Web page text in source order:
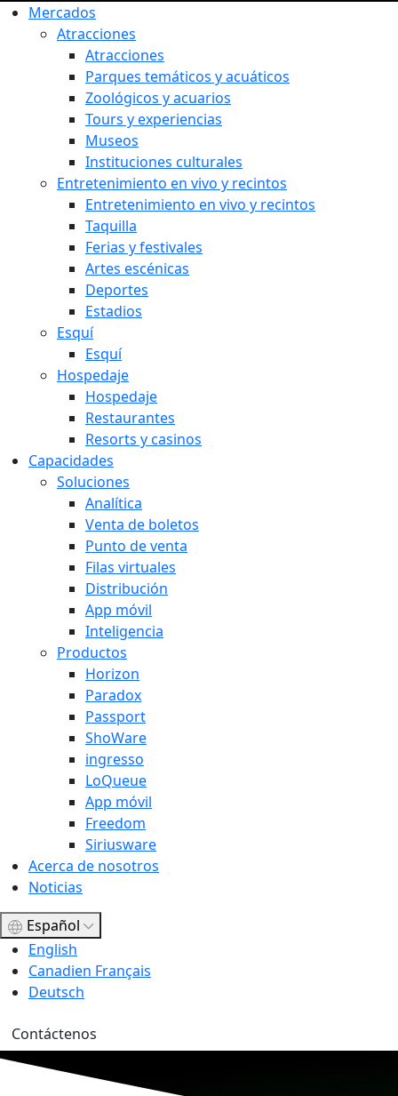
Mercados
Atracciones
Atracciones
Parques temáticos y acuáticos
Zoológicos y acuarios
Tours y experiencias
Museos
Instituciones culturales
Entretenimiento en vivo y recintos
Entretenimiento en vivo y recintos
Taquilla
Ferias y festivales
Artes escénicas
Deportes
Estadios
Esquí
Esquí
Hospedaje
Hospedaje
Restaurantes
Resorts y casinos
Capacidades
Soluciones
Analítica
Venta de boletos
Punto de venta
Filas virtuales
Distribución
App móvil
Inteligencia
Productos
Horizon
Paradox
Passport
ShoWare
ingresso
LoQueue
App móvil
Freedom
Siriusware
Acerca de nosotros
Noticias
Español
English
Canadien Français
Deutsch
Contáctenos